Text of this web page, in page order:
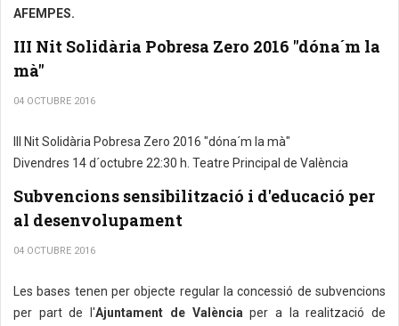
AFEMPES.
III Nit Solidària Pobresa Zero 2016 "dóna´m la
mà"
04 OCTUBRE 2016
III Nit Solidària Pobresa Zero 2016 "dóna´m la mà"
Divendres 14 d´octubre 22:30 h. Teatre Principal de València
Subvencions sensibilització i d'educació per
al desenvolupament
04 OCTUBRE 2016
Les bases tenen per objecte regular la concessió de subvencions
per part de l'Ajuntament de València per a la realització de